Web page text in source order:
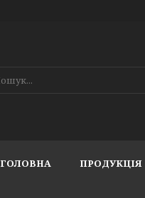
ГОЛОВНА ПРОДУКЦІЯ